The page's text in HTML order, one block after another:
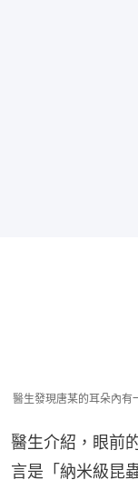
醫生發現唐某的耳朵內有
醫生介紹，眼前
言是「納米級昆